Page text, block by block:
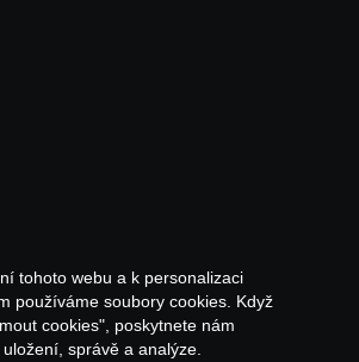
tohoto webu a k personalizaci
používáme soubory cookies. Když
cookies", poskytnete nám
správě a analýze.